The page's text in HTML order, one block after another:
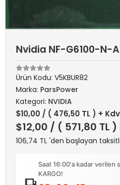
Nvidia NF-G6100-N-
Ürün Kodu: V5KBUR82
Marka: ParsPower
Kategori: NVIDIA
$10,00 / ( 476,50 TL ) + Kdv
$12,00 / ( 571,80 TL
106,74 TL 'den başlayan
Saat 16:00'a kadar verilen
KARGO!